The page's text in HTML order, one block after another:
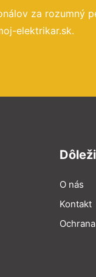
za rozumný
elektrikar.sk.
O nás
Kontakt